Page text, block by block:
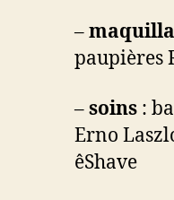
–
paupières
–soins :
Erno
êShave